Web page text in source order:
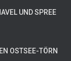
UND SPREE
OSTSEE-TÖRN